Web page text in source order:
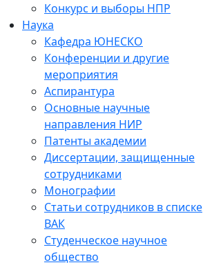
Конкурс и выборы НПР
Наука
Кафедра ЮНЕСКО
Конференции и другие
мероприятия
Аспирантура
Основные научные
направления НИР
Патенты академии
Диссертации, защищенные
сотрудниками
Монографии
Статьи сотрудников в списке
ВАК
Студенческое научное
общество